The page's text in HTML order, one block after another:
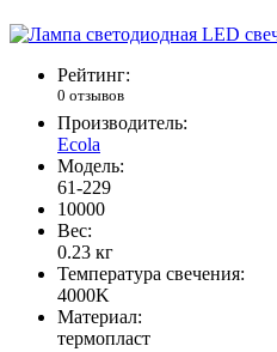
Рейтинг:
0 отзывов
Производитель:
Ecola
Модель:
61-229
10000
Вес:
0.23 кг
Температура свечения:
4000K
Материал:
термопласт